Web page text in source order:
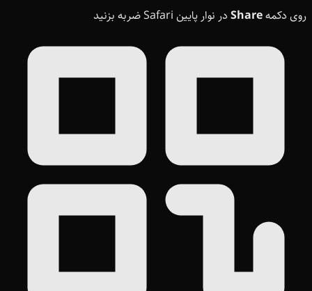
روی دکمهShare در نوار پایین Safari ضربه بزنید